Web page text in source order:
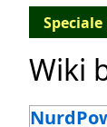
Wiki